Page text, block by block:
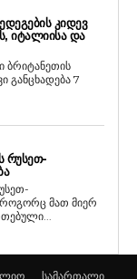
ᲙᲘᲓᲔᲕ
ᲘᲢᲐᲚᲘᲘᲡᲐ ᲓᲐ
ბრიტანეთის
განცხადება 7
ᲠᲣᲡᲔᲗ-
სამართალი